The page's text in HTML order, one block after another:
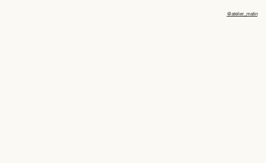
@atelier_matin